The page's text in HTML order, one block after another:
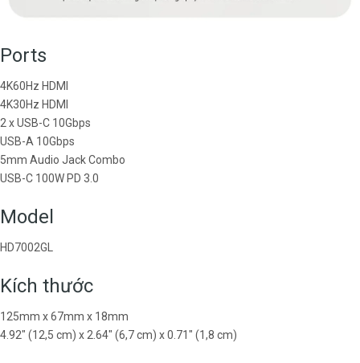
Ports
4K60Hz HDMI
4K30Hz HDMI
2 x USB-C 10Gbps
USB-A 10Gbps
5mm Audio Jack Combo
USB-C 100W PD 3.0
Model
HD7002GL
Kích thước
125mm x 67mm x 18mm
4.92″​ (12,5 cm) x 2.64″​ (6,7 cm) x 0.71″​ (1,8 cm)